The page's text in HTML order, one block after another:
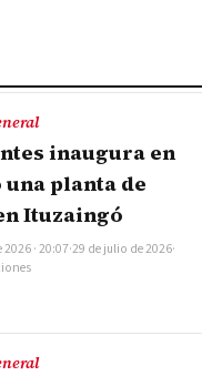
inaugura en
una planta de
Ituzaingó
· 20:07·29 de julio de 2026·